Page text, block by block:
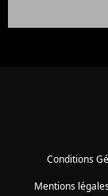
Conditions
Mentions